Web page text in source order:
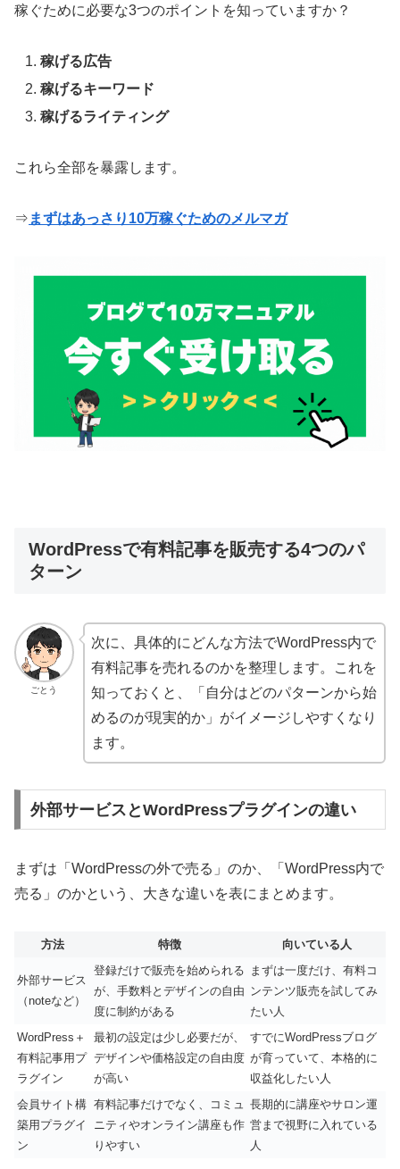
稼ぐために必要な3つのポイントを知っていますか？
稼げる広告
稼げるキーワード
稼げるライティング
これら全部を暴露します。
⇒ まずはあっさり10万稼ぐためのメルマガ
WordPressで有料記事を販売する4つのパ
ターン
ごとう
次に、具体的にどんな方法でWordPress内で
有料記事を売れるのかを整理します。これを
知っておくと、「自分はどのパターンから始
めるのが現実的か」がイメージしやすくなり
ます。
外部サービスとWordPressプラグインの違い
まずは「WordPressの外で売る」のか、「WordPress内で
売る」のかという、大きな違いを表にまとめます。
方法 特徴 向いている人
外部サービス
（noteなど）
登録だけで販売を始められる
が、手数料とデザインの自由
度に制約がある
まずは一度だけ、有料コ
ンテンツ販売を試してみ
たい人
WordPress＋
有料記事用プ
ラグイン
最初の設定は少し必要だが、
デザインや価格設定の自由度
が高い
すでにWordPressブログ
が育っていて、本格的に
収益化したい人
会員サイト構
築用プラグイ
ン
有料記事だけでなく、コミュ
ニティやオンライン講座も作
りやすい
長期的に講座やサロン運
営まで視野に入れている
人